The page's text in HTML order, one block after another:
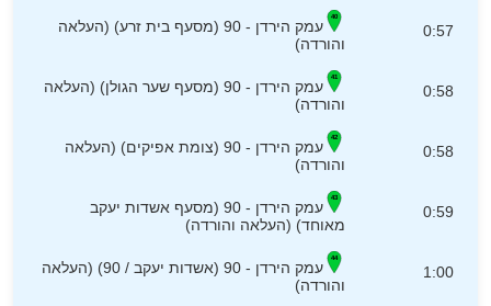
0:57
עמק הירדן - 90 (מסעף בית זרע) (העלאה
והורדה)
0:58
עמק הירדן - 90 (מסעף שער הגולן) (העלאה
והורדה)
0:58
עמק הירדן - 90 (צומת אפיקים) (העלאה
והורדה)
0:59
עמק הירדן - 90 (מסעף אשדות יעקב
מאוחד) (העלאה והורדה)
1:00
עמק הירדן - 90 (אשדות יעקב / 90) (העלאה
והורדה)